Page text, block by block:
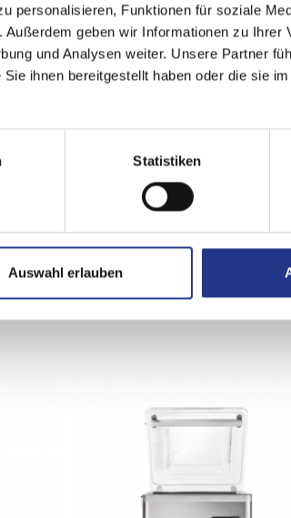
personalisieren, Funktionen für soziale
geben wir Informationen zu Ihrer
und Analysen weiter. Unsere Partner
ihnen bereitgestellt haben oder die sie
Statistiken
Auswahl erlauben
angezeigt. Die Einstellungen können Sie >